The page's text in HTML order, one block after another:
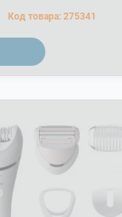
Код товара: 275341